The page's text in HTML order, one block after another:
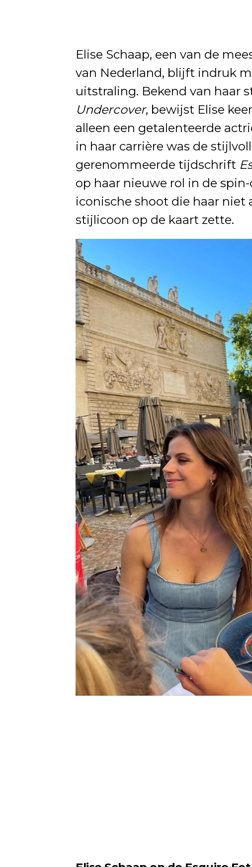
Elise Schaap, een van de
van Nederland, blijft indruk
uitstraling. Bekend van haar
Undercover, bewijst Elise
alleen een getalenteerde
in haar carrière was de
gerenommeerde tijdschrift
op haar nieuwe rol in de
iconische shoot die haar niet
stijlicoon op de kaart zette.